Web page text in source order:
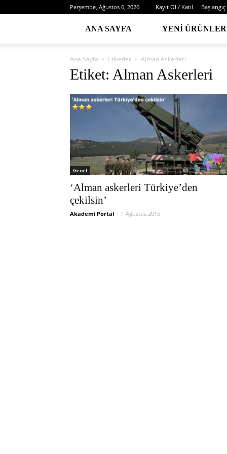
Perşembe, Ağustos 6, 2026 Kayıt Ol / Katıl Başlangıç
ANA SAYFA YENI ÜRÜNLER
Ana Sayfa Etiketler Alman Askerleri
Etiket: Alman Askerleri
Genel
‘Alman askerleri Türkiye’den
çekilsin’
Akademi Portal - 1 Ağustos 2015